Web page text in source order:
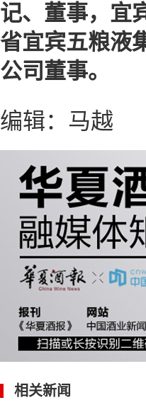
记、董事，宜
省宜宾五粮液
公司董事。
编辑：马越
相关新闻